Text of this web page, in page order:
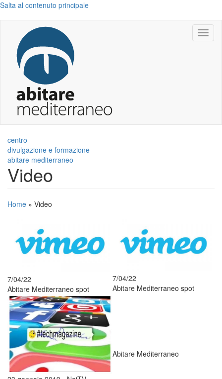
Salta al contenuto principale
centro
divulgazione e formazione
abitare mediterraneo
Video
Home » Video
7/04/22
Abitare Mediterraneo spot
7/04/22
Abitare Mediterraneo spot
Abitare Mediterraneo